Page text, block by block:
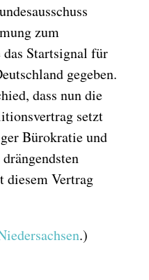
zum
Startsignal für
gegeben.
dass nun die
setzt
Bürokratie und
diesem Vertrag
.)